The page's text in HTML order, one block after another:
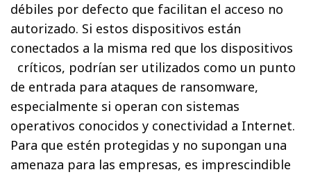
débiles por defecto que facilitan el acceso no
autorizado. Si estos dispositivos están
conectados a la misma red que los dispositivos
críticos, podrían ser utilizados como un punto
de entrada para ataques de ransomware,
especialmente si operan con sistemas
operativos conocidos y conectividad a Internet.
Para que estén protegidas y no supongan una
amenaza para las empresas, es imprescindible